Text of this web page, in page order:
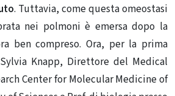
. Tuttavia, come questa omeostasi
nei polmoni è emersa dopo la
ben compreso. Ora, per la prima
Knapp, Direttore del Medical
Center for Molecular Medicine of